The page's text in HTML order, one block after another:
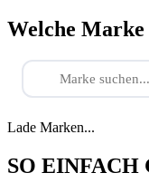
Welche Marke
Lade Marken...
SO EINFACH